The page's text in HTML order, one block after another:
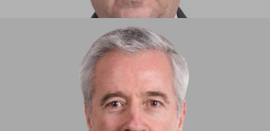
JOSÉ MANUEL SOUSA ROSA​​